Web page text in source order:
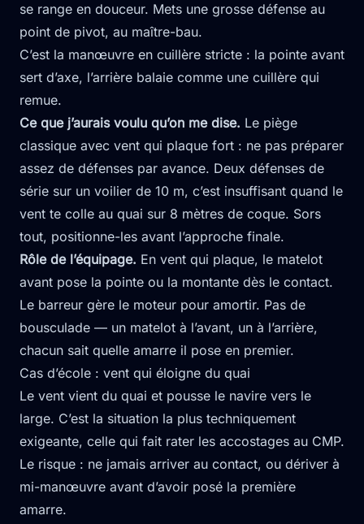
se range en douceur. Mets une grosse défense au
point de pivot, au maître-bau.
C’est la manœuvre en cuillère stricte : la pointe avant
sert d’axe, l’arrière balaie comme une cuillère qui
remue.
Ce que j’aurais voulu qu’on me dise. Le piège
classique avec vent qui plaque fort : ne pas préparer
assez de défenses par avance. Deux défenses de
série sur un voilier de 10 m, c’est insuffisant quand le
vent te colle au quai sur 8 mètres de coque. Sors
tout, positionne-les avant l’approche finale.
Rôle de l’équipage. En vent qui plaque, le matelot
avant pose la pointe ou la montante dès le contact.
Le barreur gère le moteur pour amortir. Pas de
bousculade — un matelot à l’avant, un à l’arrière,
chacun sait quelle amarre il pose en premier.
Cas d’école : vent qui éloigne du quai
Le vent vient du quai et pousse le navire vers le
large. C’est la situation la plus techniquement
exigeante, celle qui fait rater les accostages au CMP.
Le risque : ne jamais arriver au contact, ou dériver à
mi-manœuvre avant d’avoir posé la première
amarre.